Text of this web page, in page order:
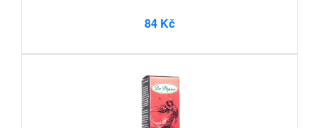
84 Kč